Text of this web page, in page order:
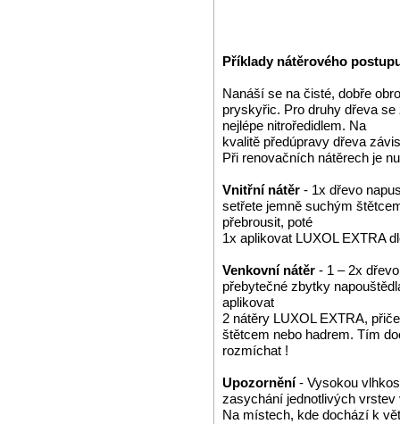
Příklady nátěrového
Nanáší se na čisté, dobře
pryskyřic. Pro druhy dřeva
nejlépe nitroředidlem. Na
kvalitě předúpravy dřeva
Při renovačních nátěrech je
Vnitřní nátěr - 1x dřevo
setřete jemně suchým
přebrousit, poté
1x aplikovat LUXOL EXTRA
Venkovní nátěr - 1 – 2x
přebytečné zbytky
aplikovat
2 nátěry LUXOL EXTRA,
štětcem nebo hadrem. Tím
rozmíchat !
Upozornění- Vysokou
zasychání jednotlivých vrstev
Na místech, kde dochází k